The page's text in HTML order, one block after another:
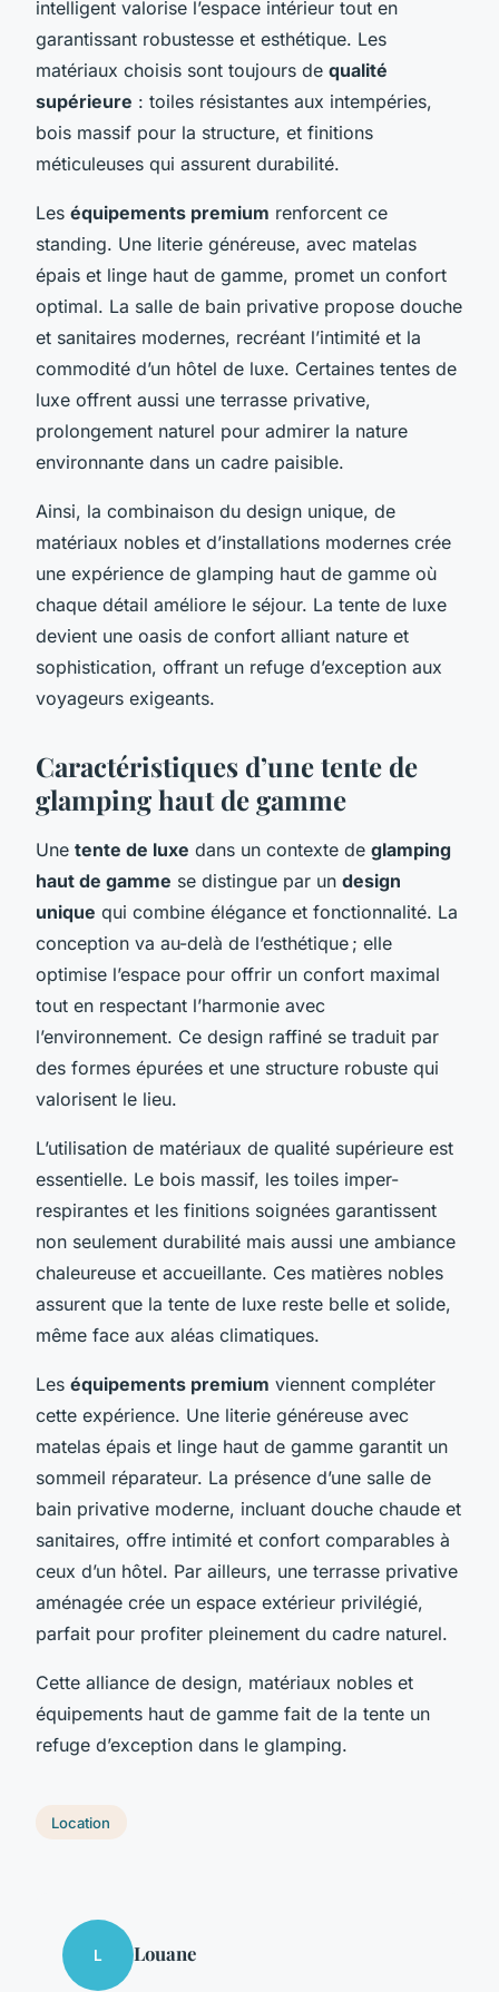
intelligent valorise l’espace intérieur tout en
garantissant robustesse et esthétique. Les
matériaux choisis sont toujours de qualité
supérieure : toiles résistantes aux intempéries,
bois massif pour la structure, et finitions
méticuleuses qui assurent durabilité.
Les équipements premium renforcent ce
standing. Une literie généreuse, avec matelas
épais et linge haut de gamme, promet un confort
optimal. La salle de bain privative propose douche
et sanitaires modernes, recréant l’intimité et la
commodité d’un hôtel de luxe. Certaines tentes de
luxe offrent aussi une terrasse privative,
prolongement naturel pour admirer la nature
environnante dans un cadre paisible.
Ainsi, la combinaison du design unique, de
matériaux nobles et d’installations modernes crée
une expérience de glamping haut de gamme où
chaque détail améliore le séjour. La tente de luxe
devient une oasis de confort alliant nature et
sophistication, offrant un refuge d’exception aux
voyageurs exigeants.
Caractéristiques d’une tente de
glamping haut de gamme
Une tente de luxe dans un contexte de glamping
haut de gamme se distingue par un design
unique qui combine élégance et fonctionnalité. La
conception va au-delà de l’esthétique ; elle
optimise l’espace pour offrir un confort maximal
tout en respectant l’harmonie avec
l’environnement. Ce design raffiné se traduit par
des formes épurées et une structure robuste qui
valorisent le lieu.
L’utilisation de matériaux de qualité supérieure est
essentielle. Le bois massif, les toiles imper-
respirantes et les finitions soignées garantissent
non seulement durabilité mais aussi une ambiance
chaleureuse et accueillante. Ces matières nobles
assurent que la tente de luxe reste belle et solide,
même face aux aléas climatiques.
Les équipements premium viennent compléter
cette expérience. Une literie généreuse avec
matelas épais et linge haut de gamme garantit un
sommeil réparateur. La présence d’une salle de
bain privative moderne, incluant douche chaude et
sanitaires, offre intimité et confort comparables à
ceux d’un hôtel. Par ailleurs, une terrasse privative
aménagée crée un espace extérieur privilégié,
parfait pour profiter pleinement du cadre naturel.
Cette alliance de design, matériaux nobles et
équipements haut de gamme fait de la tente un
refuge d’exception dans le glamping.
Location
L Louane